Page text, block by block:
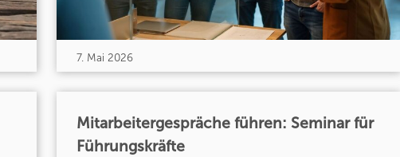
7. Mai 2026
Mitarbeitergespräche führen: Seminar für
Führungskräfte